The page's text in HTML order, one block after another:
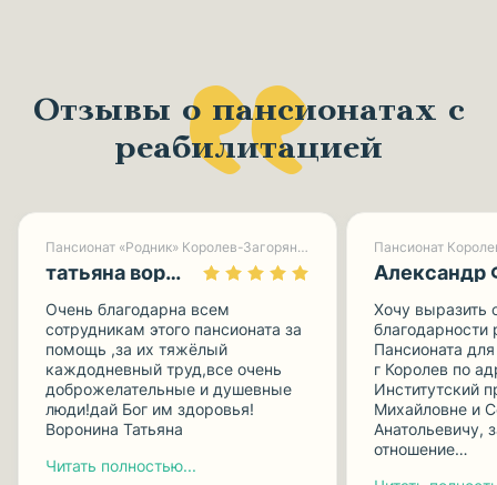
Отзывы о пансионатах с
реабилитацией
Пансионат «Родник» Королев-Загорянский
татьяна воронина
Очень благодарна всем
сотрудникам этого пансионата за
помощь ,за их тяжёлый
каждодневный труд,все очень
доброжелательные и душевные
люди!дай Бог им здоровья!
Воронина Татьяна
Читать полностью...
Пансионат
Александр
Хочу выразить
благодарности
Пансионата
г Королев по
Институтский
Михайловне и
Анатольевичу,
отношение…